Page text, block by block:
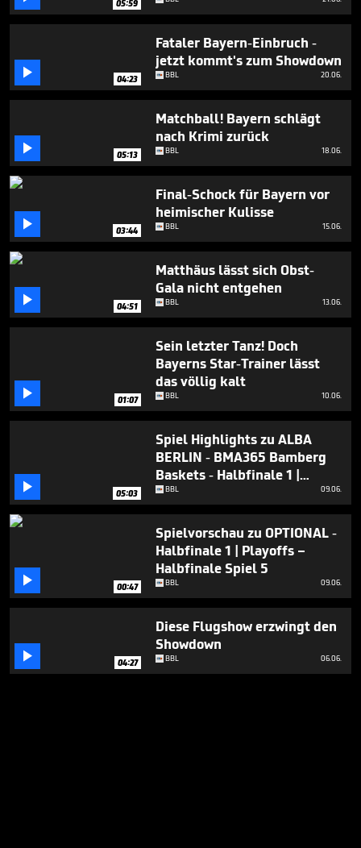
seconds
05:59
 04:23
Fataler Bayern-Einbruch -
jetzt kommt's zum Showdown
BBL 20.06.
 05:13
Matchball! Bayern schlägt
nach Krimi zurück
BBL 18.06.
 03:44
Final-Schock für Bayern vor
heimischer Kulisse
BBL 15.06.
 04:51
Matthäus lässt sich Obst-
Gala nicht entgehen
BBL 13.06.
 01:07
Sein letzter Tanz! Doch
Bayerns Star-Trainer lässt
das völlig kalt
BBL 10.06.
 05:03
Spiel Highlights zu ALBA
BERLIN - BMA365 Bamberg
Baskets - Halbfinale 1 |
Playoffs – Halbfinale Spiel 5
BBL 09.06.
 00:47
Spielvorschau zu OPTIONAL -
Halbfinale 1 | Playoffs –
Halbfinale Spiel 5
BBL 09.06.
 04:27
Diese Flugshow erzwingt den
Showdown
BBL 06.06.